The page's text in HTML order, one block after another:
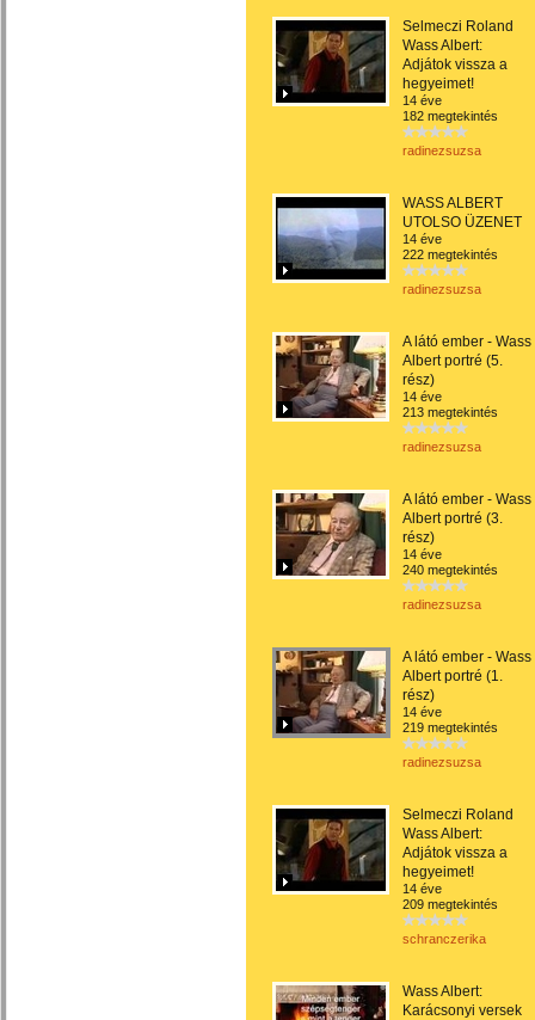
Selmeczi Roland
Wass Albert:
Adjátok vissza a
hegyeimet!
14 éve
182 megtekintés
radinezsuzsa
WASS ALBERT
UTOLSO ÜZENET
14 éve
222 megtekintés
radinezsuzsa
A látó ember - Wass
Albert portré (5.
rész)
14 éve
213 megtekintés
radinezsuzsa
A látó ember - Wass
Albert portré (3.
rész)
14 éve
240 megtekintés
radinezsuzsa
A látó ember - Wass
Albert portré (1.
rész)
14 éve
219 megtekintés
radinezsuzsa
Selmeczi Roland
Wass Albert:
Adjátok vissza a
hegyeimet!
14 éve
209 megtekintés
schranczerika
Wass Albert:
Karácsonyi versek